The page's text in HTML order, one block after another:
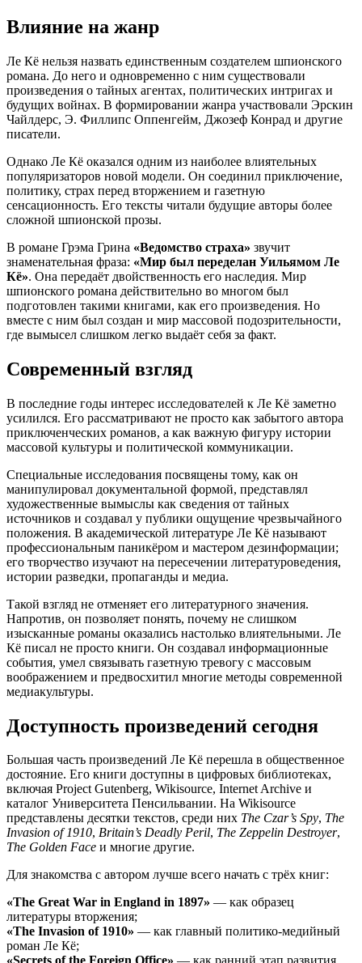
Влияние на жанр
Ле Кё нельзя назвать единственным создателем шпионского
романа. До него и одновременно с ним существовали
произведения о тайных агентах, политических интригах и
будущих войнах. В формировании жанра участвовали Эрскин
Чайлдерс, Э. Филлипс Оппенгейм, Джозеф Конрад и другие
писатели.
Однако Ле Кё оказался одним из наиболее влиятельных
популяризаторов новой модели. Он соединил приключение,
политику, страх перед вторжением и газетную
сенсационность. Его тексты читали будущие авторы более
сложной шпионской прозы.
В романе Грэма Грина «Ведомство страха» звучит
знаменательная фраза: «Мир был переделан Уильямом Ле
Кё». Она передаёт двойственность его наследия. Мир
шпионского романа действительно во многом был
подготовлен такими книгами, как его произведения. Но
вместе с ним был создан и мир массовой подозрительности,
где вымысел слишком легко выдаёт себя за факт.
Современный взгляд
В последние годы интерес исследователей к Ле Кё заметно
усилился. Его рассматривают не просто как забытого автора
приключенческих романов, а как важную фигуру истории
массовой культуры и политической коммуникации.
Специальные исследования посвящены тому, как он
манипулировал документальной формой, представлял
художественные вымыслы как сведения от тайных
источников и создавал у публики ощущение чрезвычайного
положения. В академической литературе Ле Кё называют
профессиональным паникёром и мастером дезинформации;
его творчество изучают на пересечении литературоведения,
истории разведки, пропаганды и медиа.
Такой взгляд не отменяет его литературного значения.
Напротив, он позволяет понять, почему не слишком
изысканные романы оказались настолько влиятельными. Ле
Кё писал не просто книги. Он создавал информационные
события, умел связывать газетную тревогу с массовым
воображением и предвосхитил многие методы современной
медиакультуры.
Доступность произведений сегодня
Большая часть произведений Ле Кё перешла в общественное
достояние. Его книги доступны в цифровых библиотеках,
включая Project Gutenberg, Wikisource, Internet Archive и
каталог Университета Пенсильвании. На Wikisource
представлены десятки текстов, среди них The Czar’s Spy, The
Invasion of 1910, Britain’s Deadly Peril, The Zeppelin Destroyer,
The Golden Face и многие другие.
Для знакомства с автором лучше всего начать с трёх книг:
«The Great War in England in 1897» — как образец
литературы вторжения;
«The Invasion of 1910» — как главный политико-медийный
роман Ле Кё;